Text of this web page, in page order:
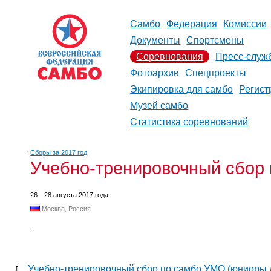
Самбо Федерация
Комиссии
Документы
Спортсмены
Соревнования
Пресс-
Фотоархив
Спецпроекты
Экипировка для самбо
Музей самбо
Статистика соревнований
↑ Сборы за 2017 год
Учебно-тренировочный
26—28 августа 2017 года
Москва, Россия
.
↑ Учебно-тренировочный сбор по самбо УМО (юниоры